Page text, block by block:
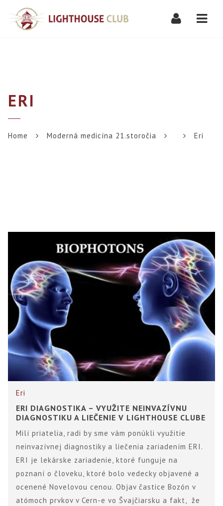
ERI
Home Moderná medicína 21.storočia Eri
Eri
ERI DIAGNOSTIKA – VYUŽITE NEINVAZÍVNU
DIAGNOSTIKU A LIEČENIE V LIGHTHOUSE CLUBE
Milí priatelia, radi by sme vám ponúkli využitie
neinvazívnej diagnostiky a liečenia zariadením ERI.
ERI je lekárske zariadenie, ktoré funguje na
poznaní o človeku, ktoré bolo vedecky objavené a
ocenené Novelovou cenou. Objav častice Bozón v
atómoch prvkov v Cern-e vo Švajčiarsku a fakt, že